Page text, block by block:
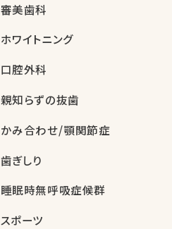
審美歯科
ホワイトニング
口腔外科
親知らずの抜歯
かみ合わせ/顎関節症
歯ぎしり
睡眠時無呼吸症候群
スポーツ